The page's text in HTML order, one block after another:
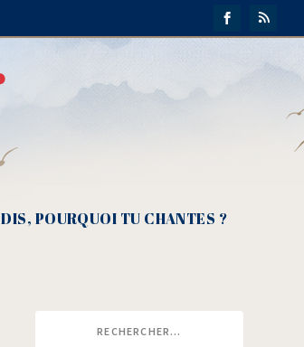
DIS, POURQUOI TU CHANTES ?